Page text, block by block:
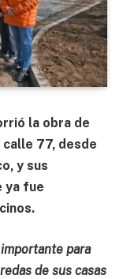
la obra de
77, desde
y sus
ya fue
para
de sus casas